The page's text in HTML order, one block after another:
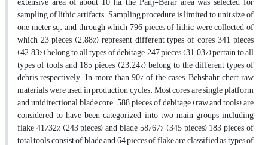
sampling of lithic artifacts. Sampling procedure is limited to unit size of
one meter sq. and through which 796 pieces of lithic were collected of
which 23 pieces (2.88%) represent different types of cores, 341 pieces
(42.83%) belong to all types of debitage, 247 pieces (31.03%) pertain to all
types of tools and 185 pieces (23.24%) belong to the different types of
debris respectively. In more than 90% of the cases, Behshahr chert raw
materials were used in production cycles. Most cores are single platform
and unidirectional blade core. 588 pieces of debitage (raw and tools) are
considered to have been categorized into two main groups including
flake 41/32% (243 pieces) and blade 58/67% (345 pieces) 183 pieces of
total tools consist of blade and 64 pieces of flake are classified as types of